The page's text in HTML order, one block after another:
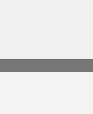
BAŞKANI